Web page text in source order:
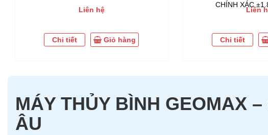
Liên hệ
Chi tiết Giỏ hàng
CHÍNH XÁC
Liên
Chi tiết
MÁY THỦY BÌNH GEOMAX
ÂU